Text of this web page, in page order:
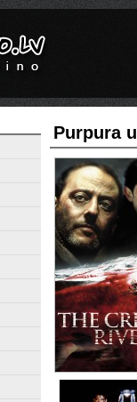
Purpura